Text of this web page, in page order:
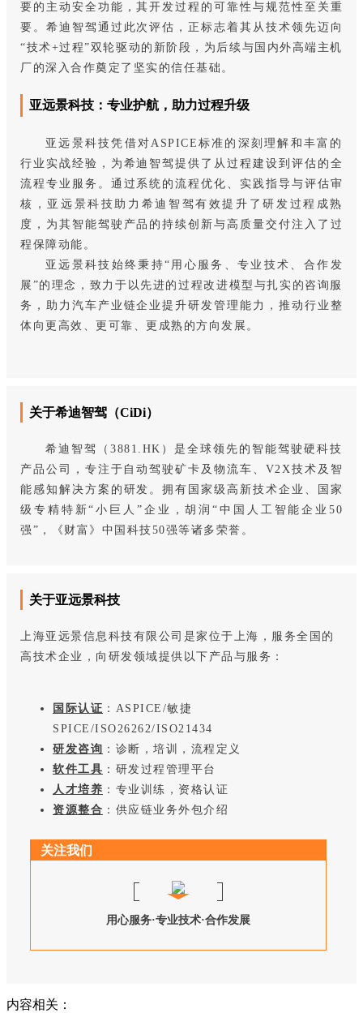
要的主动安全功能，其开发过程的可靠性与规范性至关重
要。希迪智驾通过此次评估，正标志着其从技术领先迈向
“技术+过程”双轮驱动的新阶段，为后续与国内外高端主机
厂的深入合作奠定了坚实的信任基础。
亚远景科技：专业护航，助力过程升级
亚远景科技凭借对ASPICE标准的深刻理解和丰富的
行业实战经验，为希迪智驾提供了从过程建设到评估的全
流程专业服务。通过系统的流程优化、实践指导与评估审
核，亚远景科技助力希迪智驾有效提升了研发过程成熟
度，为其智能驾驶产品的持续创新与高质量交付注入了过
程保障动能。
亚远景科技始终秉持“用心服务、专业技术、合作发
展”的理念，致力于以先进的过程改进模型与扎实的咨询服
务，助力汽车产业链企业提升研发管理能力，推动行业整
体向更高效、更可靠、更成熟的方向发展。
关于希迪智驾（CiDi）
希迪智驾（3881.HK）是全球领先的智能驾驶硬科技
产品公司，专注于自动驾驶矿卡及物流车、V2X技术及智
能感知解决方案的研发。拥有国家级高新技术企业、国家
级专精特新“小巨人”企业，胡润“中国人工智能企业50
强”，《财富》中国科技50强等诸多荣誉。
关于亚远景科技
上海亚远景信息科技有限公司是家位于上海，服务全国的
高技术企业，向研发领域提供以下产品与服务：
国际认证 ：ASPICE/敏捷
SPICE/ISO26262/ISO21434
研发咨询 ：诊断，培训，流程定义
软件工具 ：研发过程管理平台
人才培养 ：专业训练，资格认证
资源整合 ：供应链业务外包介绍
关注我们
用心服务·专业技术·合作发展
内容相关：